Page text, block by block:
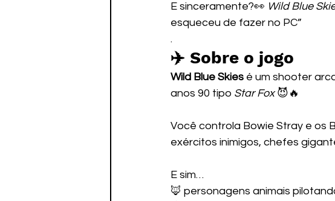
E sinceramente?👀 Wild Blue
esqueceu de fazer no PC”
.
✈️ Sobre o jogo
Wild Blue Skies é um shooter
anos 90 tipo Star Fox 😈🔥
Você controla Bowie Stray e os
exércitos inimigos, chefes
E sim…
🦊 personagens animais